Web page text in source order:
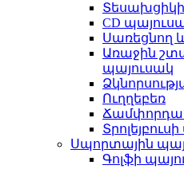
CD
Սառեցնող
Առաջին
պայուսակ
Ուղղեբեռ
Սպորտային
Գոլֆի